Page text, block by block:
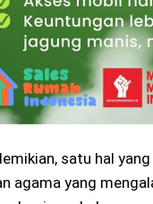
satu hal
agama yang